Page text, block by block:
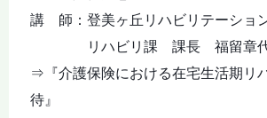
講 師：登美ヶ丘リハビリテーショ
リハビリ課 課長 福留章
⇒『介護保険における在宅生活期リ
待』